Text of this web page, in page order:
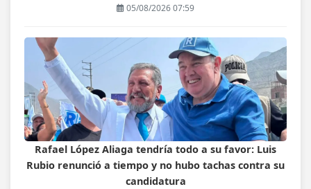
05/08/2026 07:59
Rafael López Aliaga tendría todo a su favor: Luis
Rubio renunció a tiempo y no hubo tachas contra su
candidatura